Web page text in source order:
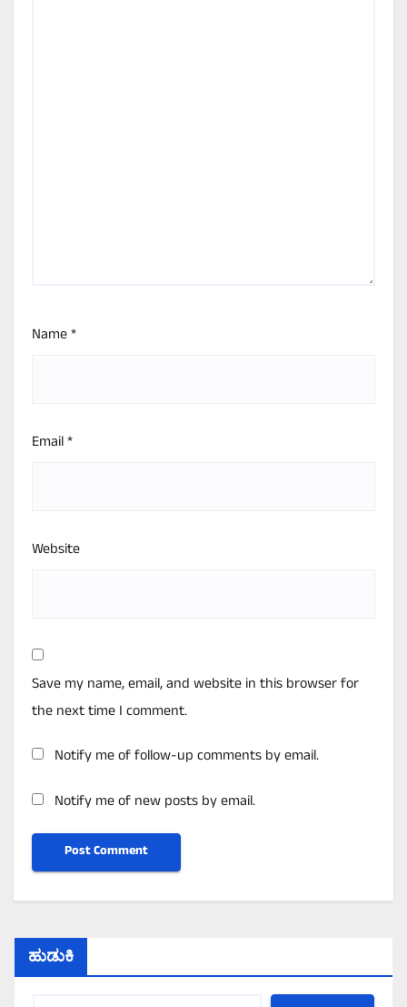
Name*
Email*
Website
Save my name, email, and website in this browser for
the next time I comment.
Notify me of follow-up comments by email.
Notify me of new posts by email.
ಹುಡುಕಿ